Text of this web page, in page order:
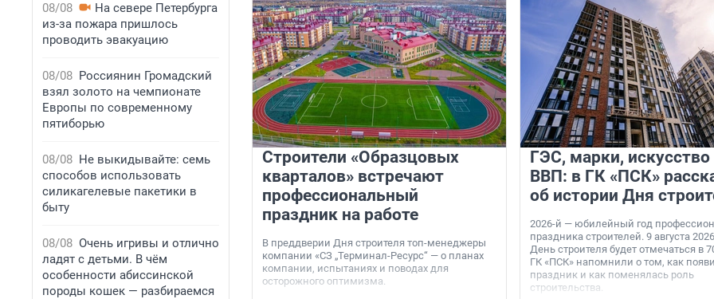
08/08
На севере Петербурга
из-за пожара пришлось
проводить эвакуацию
08/08 Россиянин Громадский
взял золото на чемпионате
Европы по современному
пятиборью
08/08 Не выкидывайте: семь
способов использовать
силикагелевые пакетики в
быту
08/08 Очень игривы и отлично
ладят с детьми. В чём
особенности абиссинской
породы кошек — разбираемся
Строители «Образцовых
кварталов» встречают
профессиональный
праздник на работе
В преддверии Дня строителя топ-менеджеры
компании «СЗ „Терминал-Ресурс“ — о планах
компании, испытаниях и поводах для
осторожного оптимизма.
ГЭС, марки, искусство
ВВП: в ГК «ПСК»
об истории Дня
2026-й — юбилейный год
праздника строителей. 9 августа
День строителя будет отмечаться в
ГК «ПСК» напомнили о том, как
праздник и как поменялась роль
строительства.